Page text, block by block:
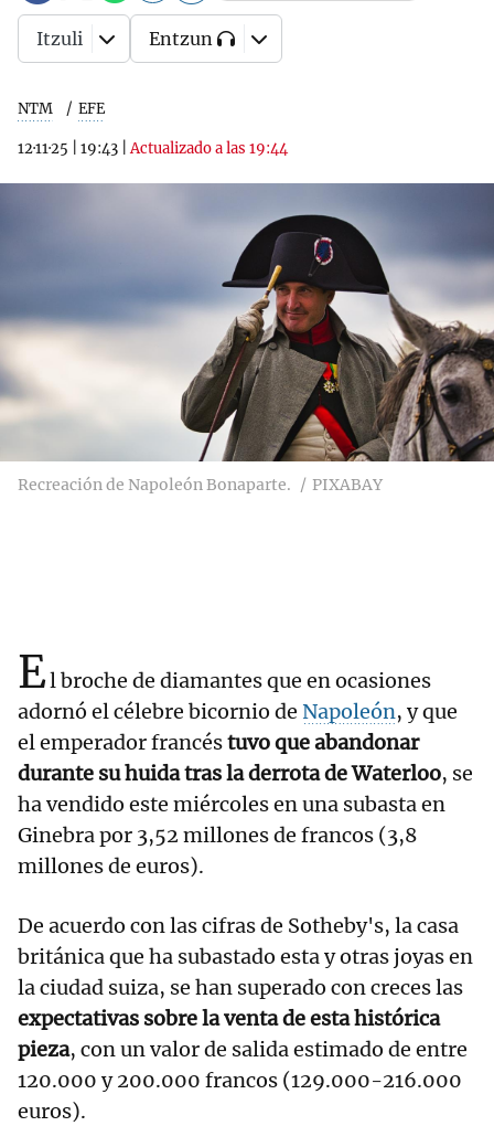
NTM EFE
12·11·25 19:43 |Actualizado a las 19:44
Itzuli Entzun
Recreación de Napoleón Bonaparte. PIXABAY
El broche de diamantes que en ocasiones
adornó el célebre bicornio de Napoleón, y que
el emperador francéstuvo que abandonar
durante su huida tras la derrota de Waterloo, se
ha vendido este miércoles en una subasta en
Ginebra por 3,52 millones de francos (3,8
millones de euros).
De acuerdo con las cifras de Sotheby's, la casa
británica que ha subastado esta y otras joyas en
la ciudad suiza, se han superado con creces las
expectativas sobre la venta de esta histórica
pieza, con un valor de salida estimado de entre
120.000 y 200.000 francos (129.000-216.000
euros).